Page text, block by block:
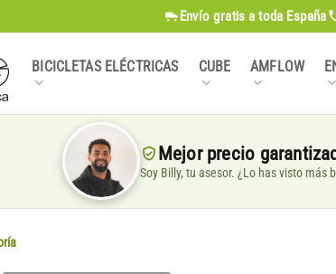
Envío gratis a toda España
BICICLETAS ELÉCTRICAS CUBE AMFLOW
Mejor precio
Soy Billy, tu asesor. ¿Lo has visto más